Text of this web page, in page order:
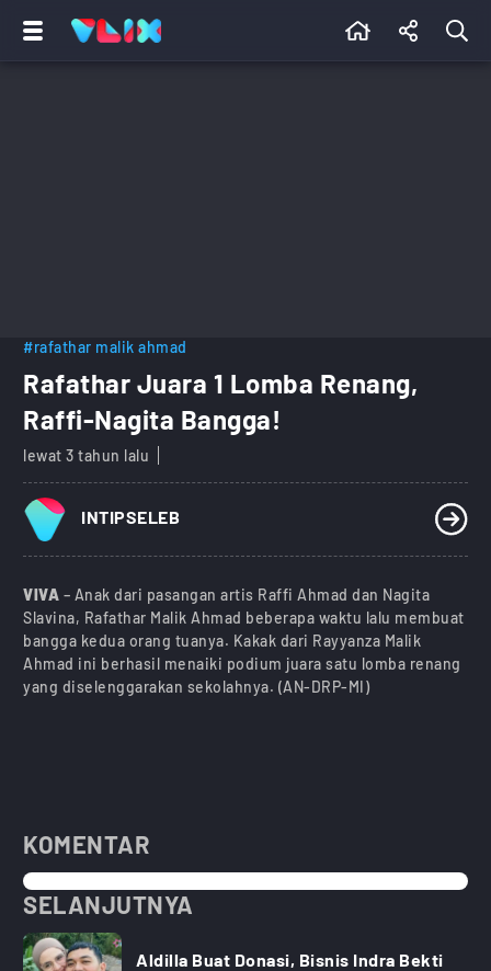
#rafathar malik ahmad
Rafathar Juara 1 Lomba Renang,
Raffi-Nagita Bangga!
lewat 3 tahun lalu
INTIPSELEB
VIVA – Anak dari pasangan artis Raffi Ahmad dan Nagita
Slavina, Rafathar Malik Ahmad beberapa waktu lalu membuat
bangga kedua orang tuanya. Kakak dari Rayyanza Malik
Ahmad ini berhasil menaiki podium juara satu lomba renang
yang diselenggarakan sekolahnya. (AN-DRP-MI)
KOMENTAR
SELANJUTNYA
Aldilla Buat Donasi, Bisnis Indra Bekti